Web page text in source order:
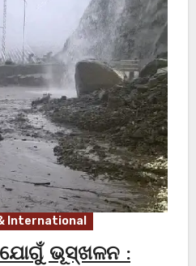
International
ଯୋଗୁଁ ଭୂସ୍ଖଳନ :